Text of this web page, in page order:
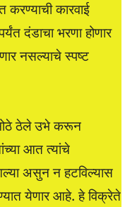
करण्याची कारवाई
दंडाचा भरणा होणार
नसल्याचे स्पष्ट
मोठे ठेले उभे करून
आत त्यांचे
असुन न हटविल्यास
येणार आहे. हे विक्रेते